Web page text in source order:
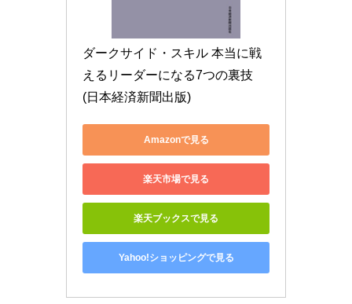
ダークサイド・スキル 本当に戦
えるリーダーになる7つの裏技
(日本経済新聞出版)
Amazonで見る
楽天市場で見る
楽天ブックスで見る
Yahoo!ショッピングで見る